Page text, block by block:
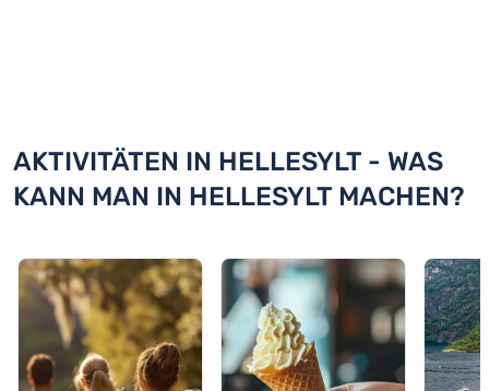
AKTIVITÄTEN IN HELLESYLT - WAS
KANN MAN IN HELLESYLT MACHEN?